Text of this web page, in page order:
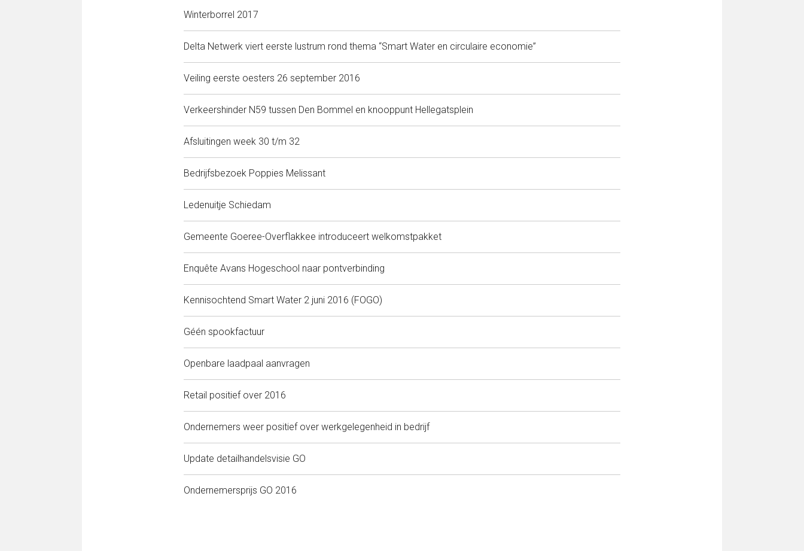
Winterborrel 2017
Delta Netwerk viert eerste lustrum rond thema “Smart Water en circulaire economie”
Veiling eerste oesters 26 september 2016
Verkeershinder N59 tussen Den Bommel en knooppunt Hellegatsplein
Afsluitingen week 30 t/m 32
Bedrijfsbezoek Poppies Melissant
Ledenuitje Schiedam
Gemeente Goeree-Overflakkee introduceert welkomstpakket
Enquête Avans Hogeschool naar pontverbinding
Kennisochtend Smart Water 2 juni 2016 (FOGO)
Géén spookfactuur
Openbare laadpaal aanvragen
Retail positief over 2016
Ondernemers weer positief over werkgelegenheid in bedrijf
Update detailhandelsvisie GO
Ondernemersprijs GO 2016